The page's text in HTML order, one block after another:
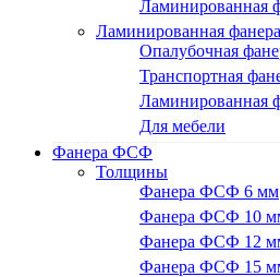
Ламинированная
Ламинированная
Опалубочная
Транспортная
Ламинированная
Для мебели
Фанера ФСФ
Толщины
Фанера ФСФ 6 мм
Фанера ФСФ 10
Фанера ФСФ 12
Фанера ФСФ 15